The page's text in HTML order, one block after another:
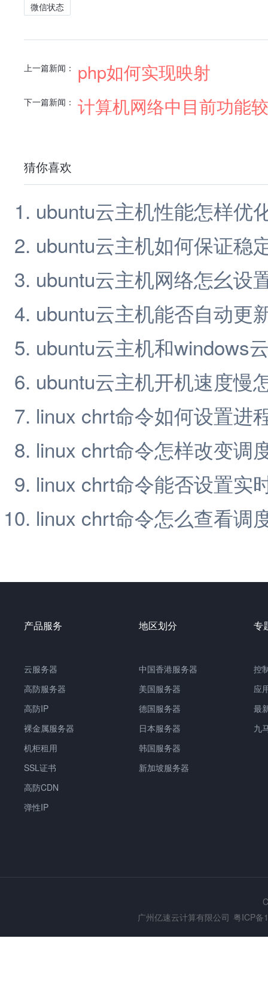
微信状态
上一篇新闻： php如何实现映射
下一篇新闻： 计算机网络中目前功能
猜你喜欢
ubuntu云主机性能怎样优
ubuntu云主机如何保证稳
ubuntu云主机网络怎幺设
ubuntu云主机能否自动更
ubuntu云主机和windows
ubuntu云主机开机速度慢
linux chrt命令如何设置进
linux chrt命令怎样改变调
linux chrt命令能否设置实
linux chrt命令怎么查看调
产品服务
云服务器
高防服务器
高防IP
裸金属服务器
机柜租用
SSL证书
高防CDN
弹性IP
地区划分
中国香港服务器
美国服务器
德国服务器
日本服务器
韩国服务器
新加坡服务器
专
控
应
最
九
广州亿速云计算有限公司 粤ICP备